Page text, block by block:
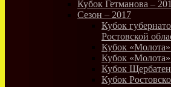
Кубок Гетманова –
Сезон – 2017
Кубок
Ростовской
Кубок
Кубок
Кубок
Кубок